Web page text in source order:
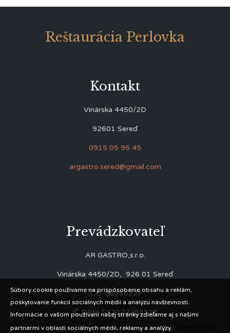
Reštaurácia Perlovka
Kontakt
Vinárska 4450/2D
92601 Sereď
0915 05 95 45
argastro.sered@gmail.com
Prevádzkovateľ
AR GASTRO,s.r.o.
Vinárska 4450/2D, 926 01 Sereď
IČO: 56360223
IČ DPH: SK2122283328
Súbory cookie používame na prispôsobenie obsahu a reklám,
poskytovanie funkcií sociálnych médií a analýzu návštevnosti.
Informácie o vašom používaní našej stránky zdieľame aj s našimi
partnermi v oblasti sociálnych médií, reklamy a analýzy.